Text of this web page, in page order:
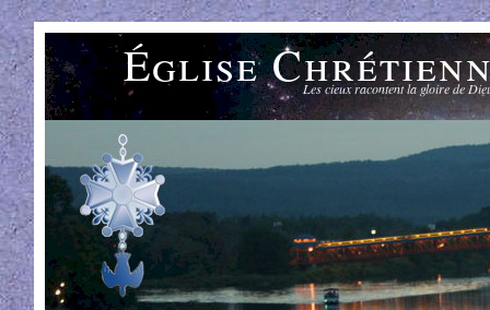
Église Les cieux racontent la gloire de